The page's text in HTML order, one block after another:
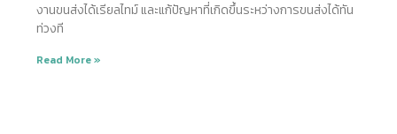
งานขนส่งได้เรียลไทม์ และแก้ปัญหาที่เกิดขึ้นระหว่างการขนส่งได้ทัน
ท่วงที
Read More »